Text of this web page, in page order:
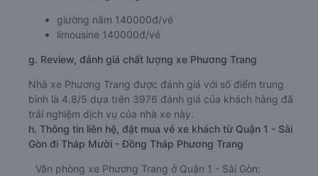
giường nằm 140000đ/vé
limousine 140000đ/vé
g. Review, đánh giá chất lượng xe Phương Trang
Nhà xe Phương Trang được đánh giá với số điểm trung
bình là 4.8/5 dựa trên 3976 đánh giá của khách hàng đã
trải nghiệm dịch vụ của nhà xe này.
h. Thông tin liên hệ, đặt mua vé xe khách từ Quận 1 - Sài
Gòn đi Tháp Mười - Đồng Tháp Phương Trang
Văn phòng xe Phương Trang ở Quận 1 - Sài Gòn: